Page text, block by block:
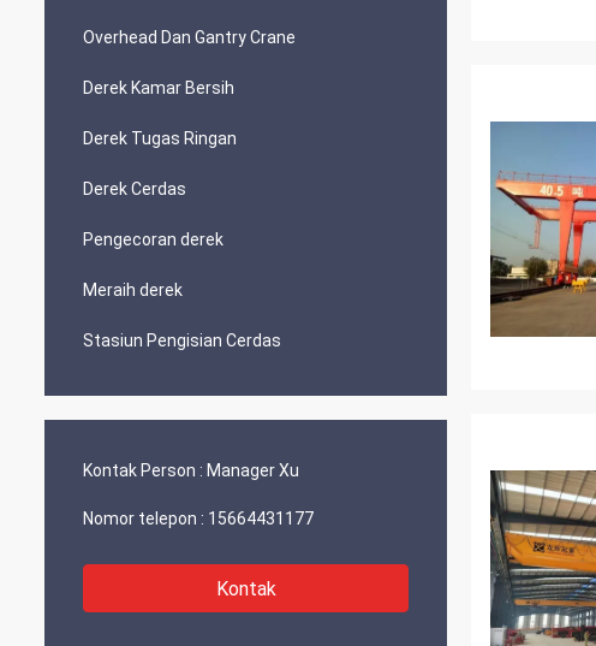
Overhead Dan Gantry Crane
Derek Kamar Bersih
Derek Tugas Ringan
Derek Cerdas
Pengecoran derek
Meraih derek
Stasiun Pengisian Cerdas
Kontak Person : Manager Xu
Nomor telepon : 15664431177
Kontak